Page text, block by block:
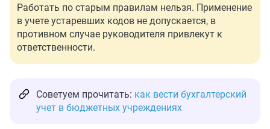
Работать по старым правилам нельзя. Применение
в учете устаревших кодов не допускается, в
противном случае руководителя привлекут к
ответственности.
Советуем прочитать: как вести бухгалтерский
учет в бюджетных учреждениях